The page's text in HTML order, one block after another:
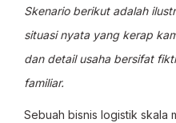
Skenario berikut adalah
situasi nyata yang kerap
dan detail usaha bersifat
familiar.
Sebuah bisnis logistik skala